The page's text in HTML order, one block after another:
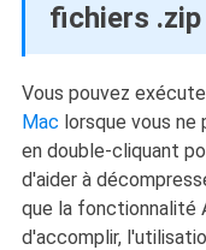
fichiers
Vous pouvez
Mac lorsque vous ne
en double-cliquant
d'aider à
que la fonctionnalité
d'accomplir,